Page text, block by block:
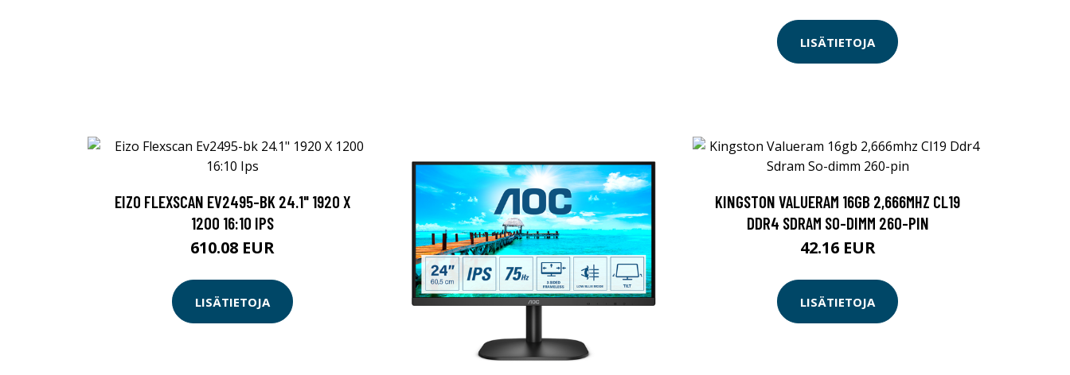
LISÄTIETOJA
EIZO FLEXSCAN EV2495-BK 24.1" 1920 X
1200 16:10 IPS
610.08 EUR
LISÄTIETOJA
KINGSTON VALUERAM 16GB 2,666MHZ CL19
DDR4 SDRAM SO-DIMM 260-PIN
42.16 EUR
LISÄTIETOJA